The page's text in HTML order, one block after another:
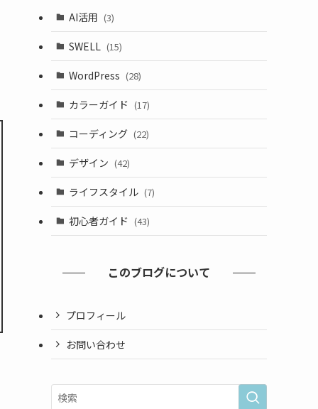
AI活用 (3)
SWELL (15)
WordPress (28)
カラーガイド (17)
コーディング (22)
デザイン (42)
ライフスタイル (7)
初心者ガイド (43)
このブログについて
プロフィール
お問い合わせ